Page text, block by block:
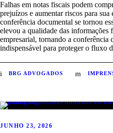
Falhas em notas fiscais podem
prejuízos e aumentar riscos para sua
conferência documental se tornou
elevou a qualidade das informações
empresarial, tornando a conferência
indispensável para proteger o fluxo
BRG ADVOGADOS
JUNHO 23, 2026